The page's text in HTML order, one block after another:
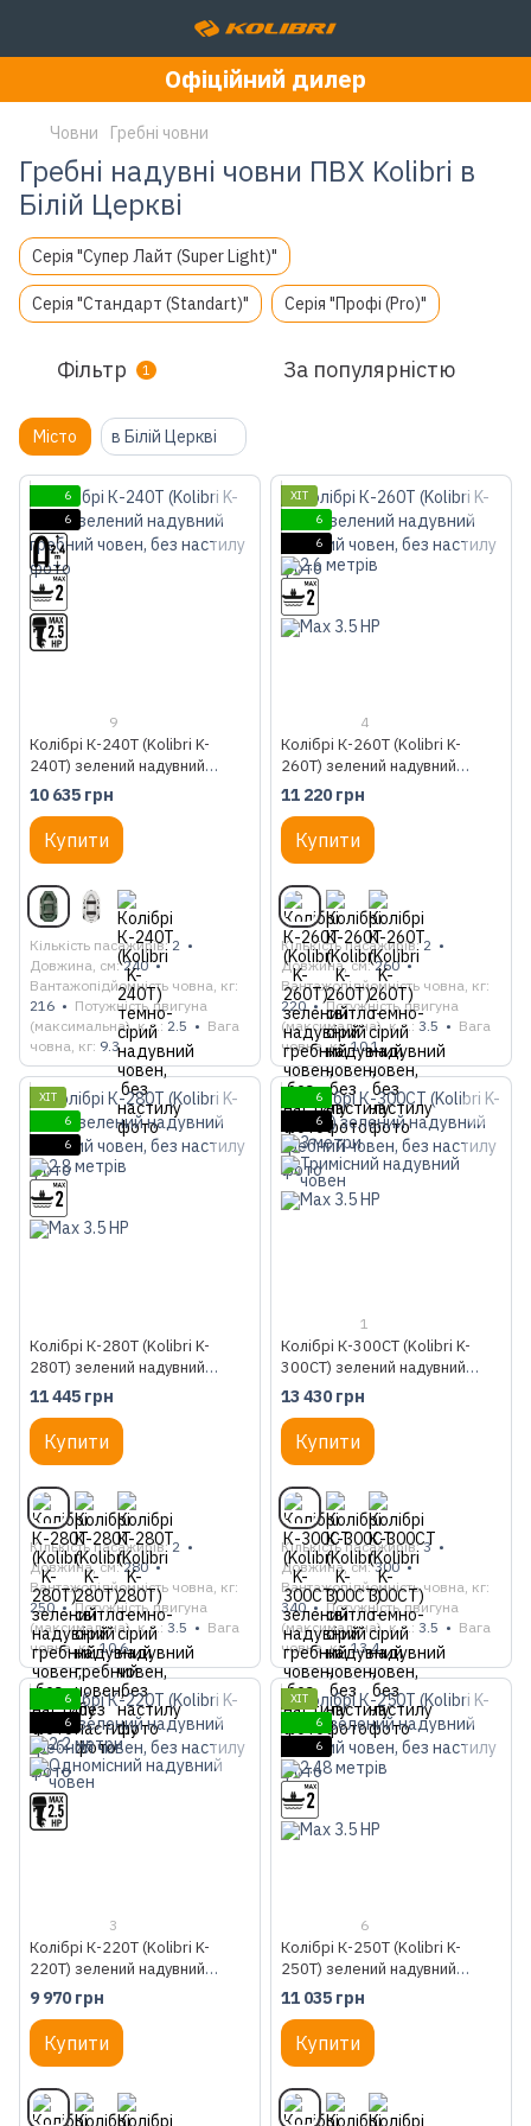
Офіційний дилер
Човни Гребні човни
Гребні надувні човни ПВХ Kolibri в
Білій Церкві
Серія "Супер Лайт (Super Light)"
Серія "Стандарт (Standart)" Серія "Профі (Pro)"
Фільтр 1 За популярністю
Місто в Білій Церкві
6
6
9
Колібрі К-240Т (Kolibri K-
240T) зелений надувний
гребний човен, без настилу
10 635 грн
Купити
Кількість пасажирів 2
Довжина, см 240
Вантажопідйомність човна, кг
216
Потужність двигуна
(максимальна), к.с. 2.5
Вага
човна, кг 9.3
ХІТ
6
6
4
Колібрі К-260Т (Kolibri K-
260T) зелений надувний
гребний човен, без настилу
11 220 грн
Купити
Кількість пасажирів 2
Довжина, см 260
Вантажопідйомність човна, кг
220
Потужність двигуна
(максимальна), к.с. 3.5
Вага
човна, кг 10.1
ХІТ
6
6
Колібрі К-280Т (Kolibri K-
280T) зелений надувний
гребний човен, без настилу
11 445 грн
Купити
Кількість пасажирів 2
Довжина, см 280
Вантажопідйомність човна, кг
250
Потужність двигуна
(максимальна), к.с. 3.5
Вага
човна, кг 10.6
6
6
1
Колібрі К-300СТ (Kolibri K-
300CT) зелений надувний
гребний човен, без настилу
13 430 грн
Купити
Кількість пасажирів 3
Довжина, см 300
Вантажопідйомність човна, кг
340
Потужність двигуна
(максимальна), к.с. 3.5
Вага
човна, кг 13.4
6
6
3
Колібрі К-220Т (Kolibri K-
220T) зелений надувний
гребний човен, без настилу
9 970 грн
Купити
ХІТ
6
6
6
Колібрі К-250Т (Kolibri K-
250T) зелений надувний
гребний човен, без настилу
11 035 грн
Купити